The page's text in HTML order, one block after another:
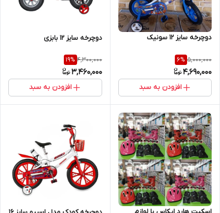
دوچرخه سایز 12 سونیک
5,000,000
6%
4,690,000
افزودن به سبد
دوچرخه سایز 12 بابزی
4,300,000
19%
3,460,000
افزودن به سبد